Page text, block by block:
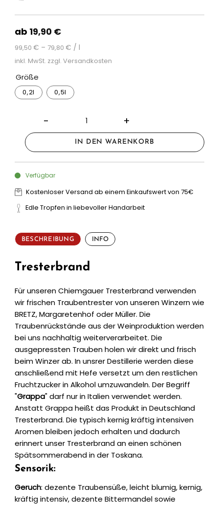
ab 19,90 €
99,50 € – 79,80 € / l
inkl. MwSt. zzgl. Versandkosten
Größe
0,2l 0,5l
IN DEN WARENKORB
Verfügbar
Kostenloser Versand ab einem Einkaufswert von 75€
Edle Tropfen in liebevoller Handarbeit
BESCHREIBUNG INFO
Tresterbrand
Für unseren Chiemgauer Tresterbrand verwenden
wir frischen Traubentrester von unseren Winzern wie
BRETZ, Margaretenhof oder Müller. Die
Traubenrückstände aus der Weinproduktion werden
bei uns nachhaltig weiterverarbeitet. Die
ausgepressten Trauben holen wir direkt und frisch
beim Winzer ab. In unsrer Destillerie werden diese
anschließend mit Hefe versetzt um den restlichen
Fruchtzucker in Alkohol umzuwandeln. Der Begriff
"Grappa" darf nur in Italien verwendet werden.
Anstatt Grappa heißt das Produkt in Deutschland
Tresterbrand. Die typisch kernig kräftig intensiven
Aromen bleiben jedoch erhalten und dadurch
erinnert unser Tresterbrand an einen schönen
Spätsommerabend in der Toskana.
Sensorik:
Geruch: dezente Traubensüße, leicht blumig, kernig,
kräftig intensiv, dezente Bittermandel sowie